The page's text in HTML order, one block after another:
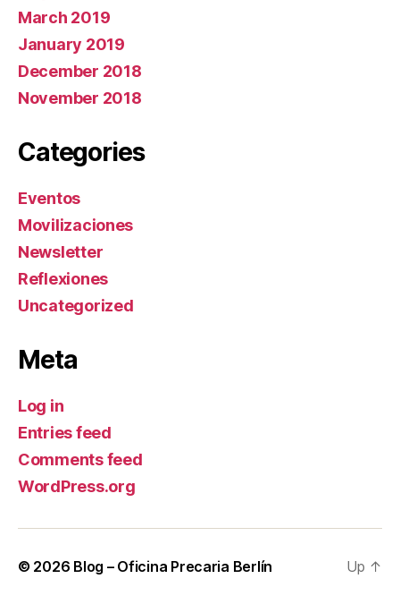
March 2019
January 2019
December 2018
November 2018
Categories
Eventos
Movilizaciones
Newsletter
Reflexiones
Uncategorized
Meta
Log in
Entries feed
Comments feed
WordPress.org
© 2026 Blog – Oficina Precaria Berlín Up ↑